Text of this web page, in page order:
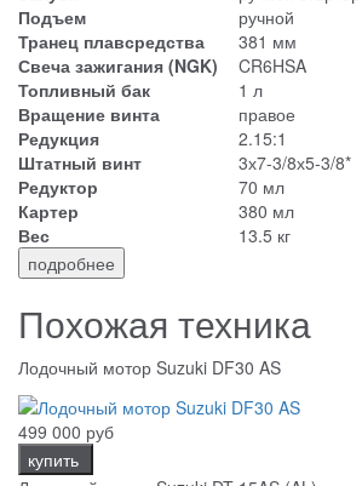
Подъем
ручной
Транец плавсредства
381 мм
Свеча зажигания (NGK)
CR6HSA
Топливный бак
1 л
Вращение винта
правое
Редукция
2.15:1
Штатный винт
3х7-3/8х5-3/8*
Редуктор
70 мл
Картер
380 мл
Вес
13.5 кг
подробнее
Похожая техника
Лодочный мотор Suzuki DF30 AS
499 000 руб
купить